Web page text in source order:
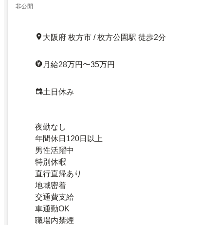
非公開
大阪府 枚方市 / 枚方公園駅 徒歩2分
月給28万円〜35万円
土日休み
夜勤なし
年間休日120日以上
男性活躍中
特別休暇
直行直帰あり
地域密着
交通費支給
車通勤OK
職場内禁煙